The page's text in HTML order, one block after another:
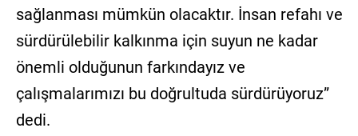
sağlanması mümkün olacaktır. İnsan refahı ve
sürdürülebilir kalkınma için suyun ne kadar
önemli olduğunun farkındayız ve
çalışmalarımızı bu doğrultuda sürdürüyoruz”
dedi.